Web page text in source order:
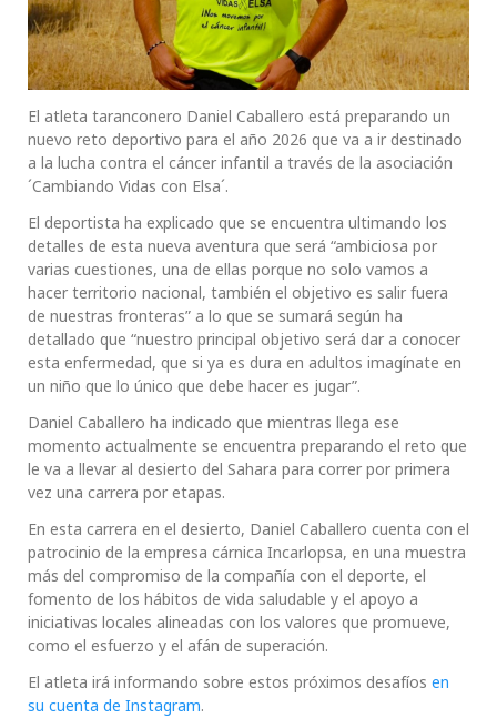
El atleta taranconero Daniel Caballero está preparando un
nuevo reto deportivo para el año 2026 que va a ir destinado
a la lucha contra el cáncer infantil a través de la asociación
´Cambiando Vidas con Elsa´.
El deportista ha explicado que se encuentra ultimando los
detalles de esta nueva aventura que será “ambiciosa por
varias cuestiones, una de ellas porque no solo vamos a
hacer territorio nacional, también el objetivo es salir fuera
de nuestras fronteras” a lo que se sumará según ha
detallado que “nuestro principal objetivo será dar a conocer
esta enfermedad, que si ya es dura en adultos imagínate en
un niño que lo único que debe hacer es jugar”.
Daniel Caballero ha indicado que mientras llega ese
momento actualmente se encuentra preparando el reto que
le va a llevar al desierto del Sahara para correr por primera
vez una carrera por etapas.
En esta carrera en el desierto, Daniel Caballero cuenta con el
patrocinio de la empresa cárnica Incarlopsa, en una muestra
más del compromiso de la compañía con el deporte, el
fomento de los hábitos de vida saludable y el apoyo a
iniciativas locales alineadas con los valores que promueve,
como el esfuerzo y el afán de superación.
El atleta irá informando sobre estos próximos desafíos en
su cuenta de Instagram.